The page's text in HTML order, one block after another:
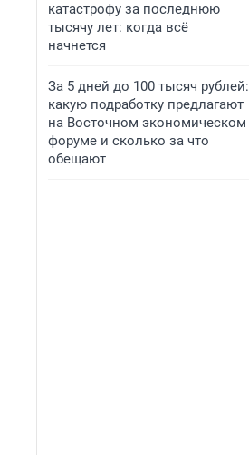
катастрофу за последнюю
тысячу лет: когда всё
начнется
За 5 дней до 100 тысяч рублей:
какую подработку предлагают
на Восточном экономическом
форуме и сколько за что
обещают